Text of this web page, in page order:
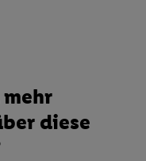
diese